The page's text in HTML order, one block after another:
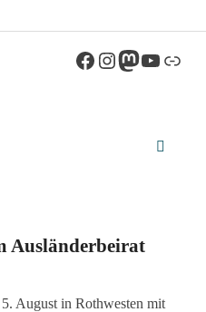
Land
Ausländerbeirat
August in Rothwesten mit